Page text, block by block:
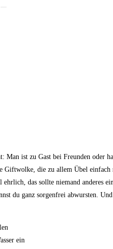
Man ist zu Gast bei Freunden
Giftwolke, die zu allem Übel
das sollte niemand anderes
du ganz sorgenfrei abwursten.
ein